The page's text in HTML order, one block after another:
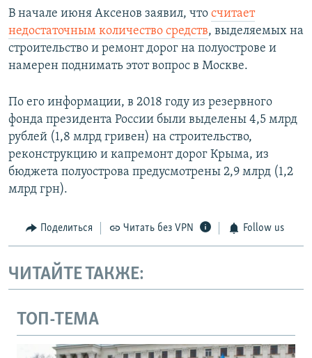
В начале июня Аксенов заявил, что считает
недостаточным количество средств, выделяемых на
строительство и ремонт дорог на полуострове и
намерен поднимать этот вопрос в Москве.
По его информации, в 2018 году из резервного
фонда президента России были выделены 4,5 млрд
рублей (1,8 млрд гривен) на строительство,
реконструкцию и капремонт дорог Крыма, из
бюджета полуострова предусмотрены 2,9 млрд (1,2
млрд грн).
Поделиться Читать без VPN Follow us
ЧИТАЙТЕ ТАКЖЕ:
ТОП-ТЕМА